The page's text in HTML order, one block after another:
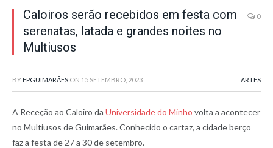
Caloiros serão recebidos em festa com
serenatas, latada e grandes noites no
Multiusos
0
BY FPGUIMARÃES ON 15 SETEMBRO, 2023 ARTES
A Receção ao Caloiro da Universidade do Minho volta a acontecer
no Multiusos de Guimarães. Conhecido o cartaz, a cidade berço
faz a festa de 27 a 30 de setembro.